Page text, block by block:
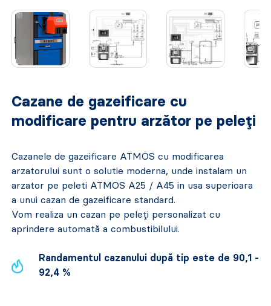
Cazane de gazeificare cu
modificare pentru arzător pe peleți
Cazanele de gazeificare ATMOS cu modificarea
arzatorului sunt o solutie moderna, unde instalam un
arzator pe peleti ATMOS A25 / A45 in usa superioara
a unui cazan de gazeificare standard.
Vom realiza un cazan pe peleți personalizat cu
aprindere automată a combustibilului.
Randamentul cazanului după tip este de 90,1 -
92,4 %